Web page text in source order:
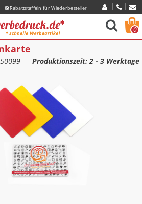
Rabattstaffeln für Wiederbesteller
0
Produktionszeit: 2 - 3 Werktage